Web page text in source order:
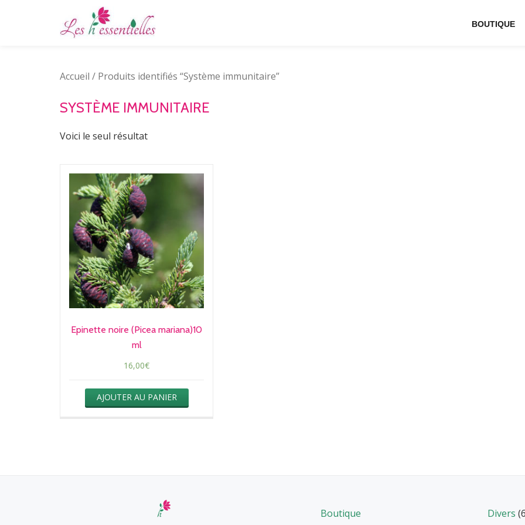
BOUTIQUE
Accueil / Produits identifiés “Système immunitaire”
SYSTÈME IMMUNITAIRE
Voici le seul résultat
Epinette noire (Picea mariana)10
ml
16,00€
AJOUTER AU PANIER
Boutique Divers